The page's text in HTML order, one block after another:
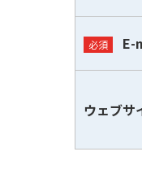
E-
ウェブサ